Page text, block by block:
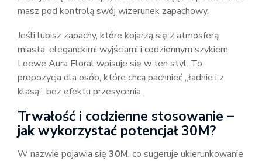
masz pod kontrolą swój wizerunek zapachowy.
Jeśli lubisz zapachy, które kojarzą się z atmosferą
miasta, eleganckimi wyjściami i codziennym szykiem,
Loewe Aura Floral wpisuje się w ten styl. To
propozycja dla osób, które chcą pachnieć „ładnie i z
klasą”, bez efektu przesycenia.
Trwałość i codzienne stosowanie –
jak wykorzystać potencjał 30M?
W nazwie pojawia się 30M, co sugeruje ukierunkowanie